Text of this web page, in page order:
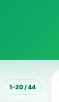
1-20 / 44